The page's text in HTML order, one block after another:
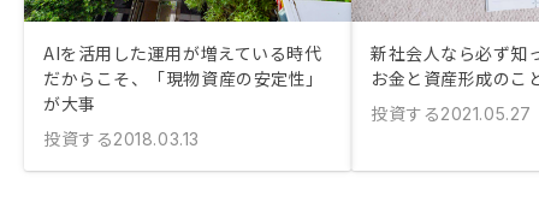
AIを活用した運用が増えている時代
だからこそ、「現物資産の安定性」
が大事
投資する2018.03.13
新社会人なら必ず知
お金と資産形成のこ
投資する2021.05.27